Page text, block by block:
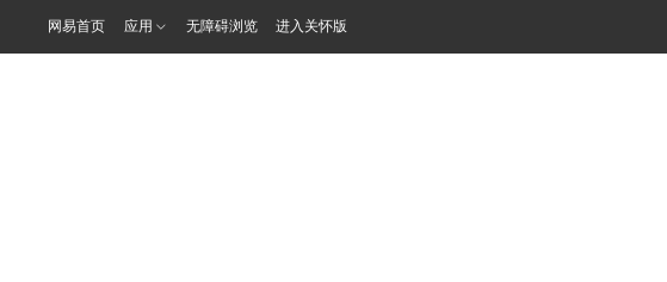
网易首页 应用 无障碍浏览 进入关怀版